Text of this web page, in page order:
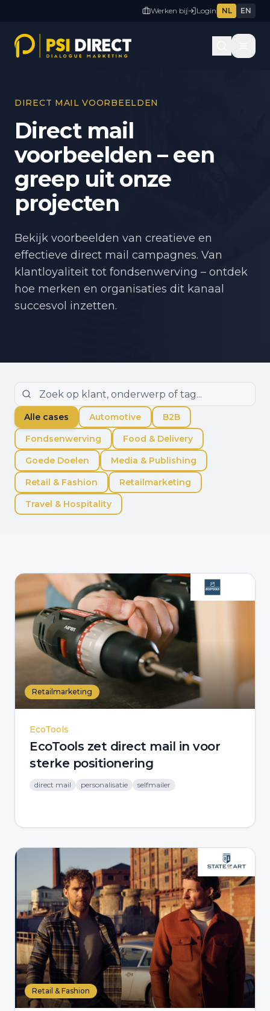
Werken bij Login NL EN
DIRECT MAIL VOORBEELDEN
Direct mail
voorbeelden – een
greep uit onze
projecten
Bekijk voorbeelden van creatieve en
effectieve direct mail campagnes. Van
klantloyaliteit tot fondsenwerving – ontdek
hoe merken en organisaties dit kanaal
succesvol inzetten.
Alle cases Automotive
B2B
Fondsenwerving
Food & Delivery
Goede Doelen
Media & Publishing
Retail & Fashion
Retailmarketing
Travel & Hospitality
Retailmarketing
EcoTools
EcoTools zet direct mail in voor
sterke positionering
direct mail personalisatie selfmailer
Retail & Fashion